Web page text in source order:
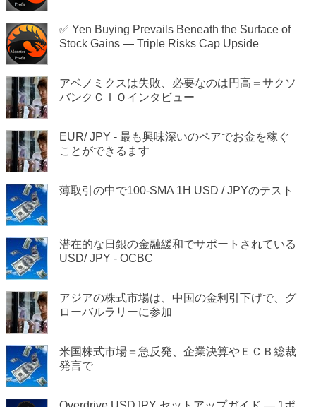
✅ Yen Buying Prevails Beneath the Surface of
Stock Gains — Triple Risks Cap Upside
アベノミクスは失敗、必要なのは円高＝サクソ
バンクＣＩＯインタビュー
EUR/ JPY - 最も興味深いのペアでお金を稼ぐ
ことができるます
薄取引の中で100-SMA 1H USD / JPYのテスト
潜在的な日銀の金融緩和でサポートされている
USD/ JPY - OCBC
アジアの株式市場は、中国の金利引下げで、グ
ローバルラリーに参加
米国株式市場＝急反発、企業決算やＥＣＢ総裁
発言で